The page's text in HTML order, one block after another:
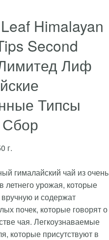
Himalayan
Second
Лиф
Типсы
г.
гималайский чай из очень
летнего урожая, которые
и содержат
почек, которые говорят о
чая. Легкоузнаваемые
которые присутствуют в